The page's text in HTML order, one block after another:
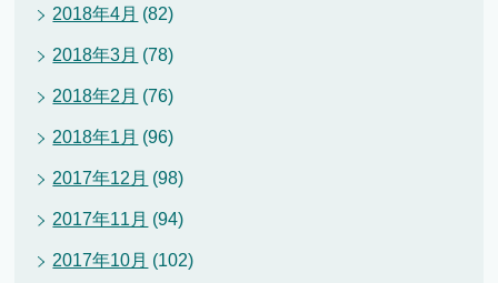
2018年4月 (82)
2018年3月 (78)
2018年2月 (76)
2018年1月 (96)
2017年12月 (98)
2017年11月 (94)
2017年10月 (102)